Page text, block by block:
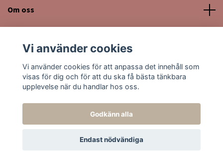
Om oss
Sociala medier
© 2026 Moon Kissed Kristaller
Vi använder cookies
Vi använder cookies för att anpassa det innehåll som
visas för dig och för att du ska få bästa tänkbara
upplevelse när du handlar hos oss.
Godkänn alla
Endast nödvändiga